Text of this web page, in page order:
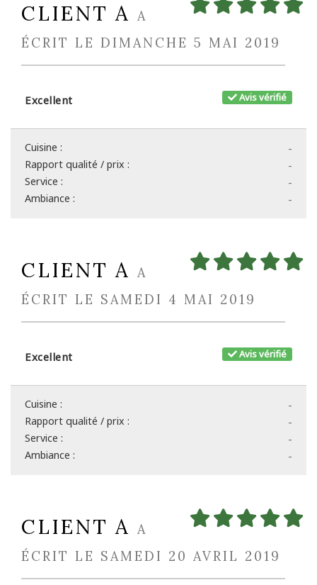
CLIENT A A
ÉCRIT LE DIMANCHE 5 MAI 2019
Avis vérifié
Excellent
-
Cuisine :
-
Rapport qualité / prix :
-
Service :
-
Ambiance :
CLIENT A A
ÉCRIT LE SAMEDI 4 MAI 2019
Avis vérifié
Excellent
-
Cuisine :
-
Rapport qualité / prix :
-
Service :
-
Ambiance :
CLIENT A A
ÉCRIT LE SAMEDI 20 AVRIL 2019